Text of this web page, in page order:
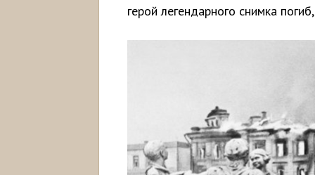
герой легендарного снимка